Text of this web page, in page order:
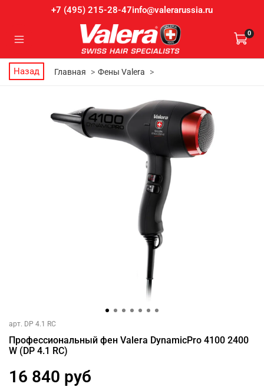
+7 (495) 215-28-47info@valerarussia.ru
0
Назад Главная Фены Valera
арт. DP 4.1 RC
Профессиональный фен Valera DynamicPro 4100 2400
W (DP 4.1 RC)
16 840 руб